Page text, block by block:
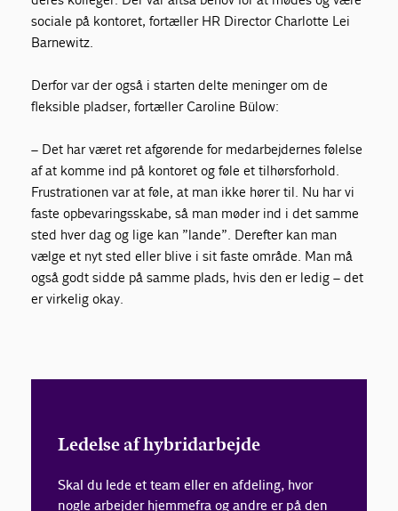
sociale på kontoret, fortæller HR Director Charlotte Lei
Barnewitz.
Derfor var der også i starten delte meninger om de
fleksible pladser, fortæller Caroline Bülow:
– Det har været ret afgørende for medarbejdernes følelse
af at komme ind på kontoret og føle et tilhørsforhold.
Frustrationen var at føle, at man ikke hører til. Nu har vi
faste opbevaringsskabe, så man møder ind i det samme
sted hver dag og lige kan ”lande”. Derefter kan man
vælge et nyt sted eller blive i sit faste område. Man må
også godt sidde på samme plads, hvis den er ledig – det
er virkelig okay.
Ledelse af hybridarbejde
Skal du lede et team eller en afdeling, hvor
nogle arbejder hjemmefra og andre er på den